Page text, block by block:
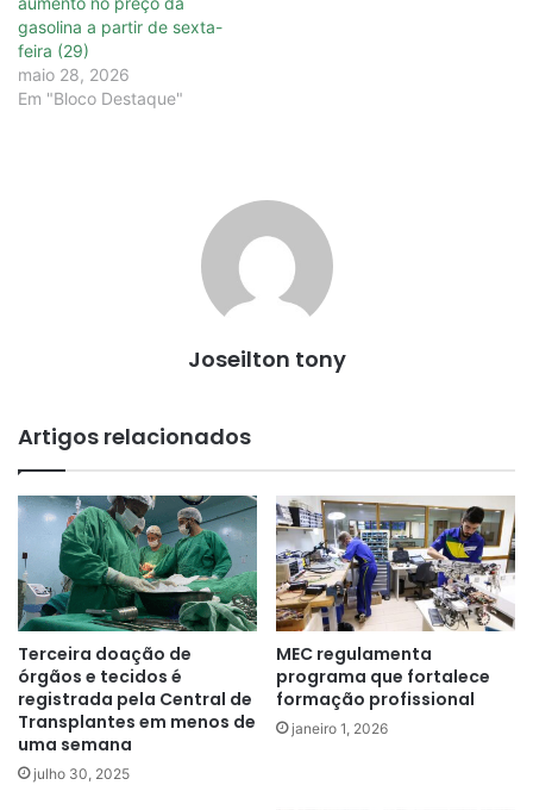
gasolina a partir de sexta-
feira (29)
maio 28, 2026
Em "Bloco Destaque"
Joseilton tony
Artigos relacionados
Terceira doação de
órgãos e tecidos é
registrada pela Central de
Transplantes em menos de
uma semana
julho 30, 2025
MEC regulamenta
programa que fortalece
formação profissional
janeiro 1, 2026